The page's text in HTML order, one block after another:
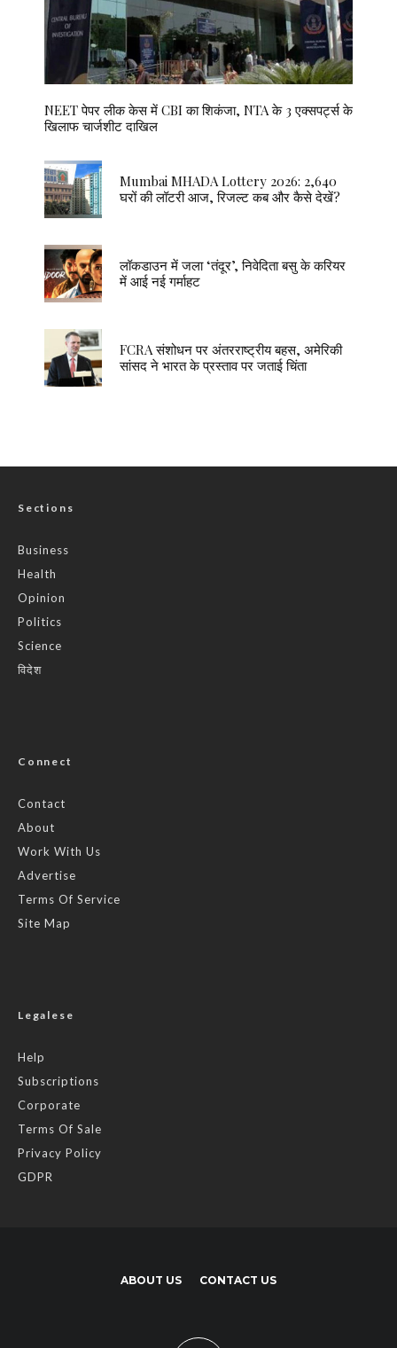
NEET पेपर लीक केस में CBI का शिकंजा, NTA के 3 एक्सपर्ट्स के
खिलाफ चार्जशीट दाखिल
Mumbai MHADA Lottery 2026: 2,640
घरों की लॉटरी आज, रिजल्ट कब और कैसे देखें?
लॉकडाउन में जला ‘तंदूर’, निवेदिता बसु के करियर
में आई नई गर्माहट
FCRA संशोधन पर अंतरराष्ट्रीय बहस, अमेरिकी
सांसद ने भारत के प्रस्ताव पर जताई चिंता
Sections
Business
Health
Opinion
Politics
Science
विदेश
Connect
Contact
About
Work With Us
Advertise
Terms Of Service
Site Map
Legalese
Help
Subscriptions
Corporate
Terms Of Sale
Privacy Policy
GDPR
ABOUT US CONTACT US